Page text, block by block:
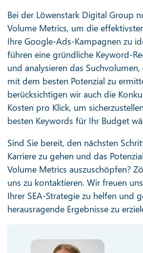
Bei der Löwenstark Digital Group
Volume Metrics, um die
Ihre Google-Ads-Kampagnen zu
führen eine gründliche Keyword-
und analysieren das
mit dem besten Potenzial zu
berücksichtigen wir auch die
Kosten pro Klick, um
besten Keywords für Ihr Budget
Sind Sie bereit, den nächsten
Karriere zu gehen und das
Volume Metrics auszuschöpfen?
uns zu kontaktieren. Wir freuen
Ihrer SEA-Strategie zu helfen und
herausragende Ergebnisse zu